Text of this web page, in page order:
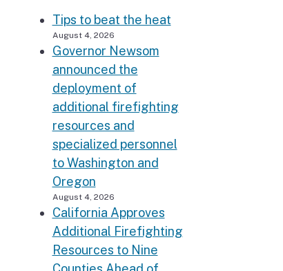
Tips to beat the heat
August 4, 2026
Governor Newsom
announced the
deployment of
additional firefighting
resources and
specialized personnel
to Washington and
Oregon
August 4, 2026
California Approves
Additional Firefighting
Resources to Nine